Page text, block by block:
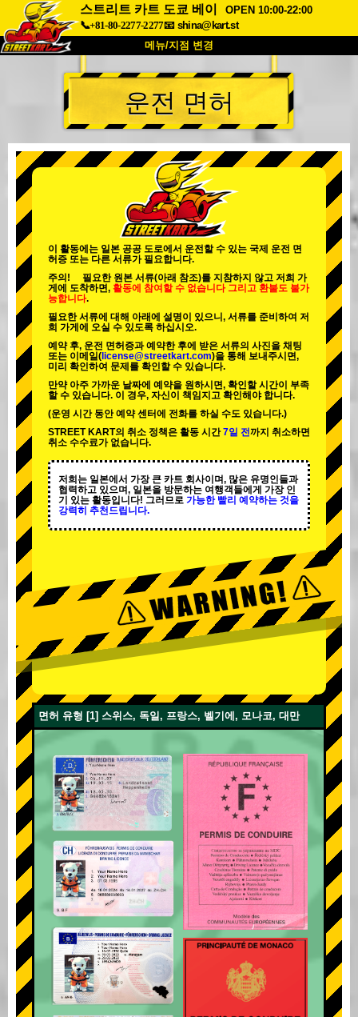
스트리트 카트 도쿄 베이
OPEN 10:00-22:00
📞+81-80-2277-2277📧 shina@kart.st
메뉴/지점 변경
최상단
소개 사양 가격
회사 정보 예약
지점 변경
도쿄 시나가와 #1
도쿄 아키하바라#2 도쿄 시부야
도쿄 시부야 애넥스
도쿄 아사쿠사 오사카
오키나와
운전 면허
이 활동에는 일본 공공 도로에서 운전할 수 있는 국제 운전 면
허증 또는 다른 서류가 필요합니다.
주의! 필요한 원본 서류(아래 참조)를 지참하지 않고 저희 가
게에 도착하면, 활동에 참여할 수 없습니다 그리고 환불도 불가
능합니다.
필요한 서류에 대해 아래에 설명이 있으니, 서류를 준비하여 저
희 가게에 오실 수 있도록 하십시오.
예약 후, 운전 면허증과 예약한 후에 받은 서류의 사진을 채팅
또는 이메일( license@streetkart.com)을 통해 보내주시면,
미리 확인하여 문제를 확인할 수 있습니다.
만약 아주 가까운 날짜에 예약을 원하시면, 확인할 시간이 부족
할 수 있습니다. 이 경우, 자신이 책임지고 확인해야 합니다.
(운영 시간 동안 예약 센터에 전화를 하실 수도 있습니다.)
STREET KART의 취소 정책은 활동 시간7일 전까지 취소하면
취소 수수료가 없습니다.
저희는 일본에서 가장 큰 카트 회사이며, 많은 유명인들과
협력하고 있으며, 일본을 방문하는 여행객들에게 가장 인
기 있는 활동입니다! 그러므로 가능한 빨리 예약하는 것을
강력히 추천드립니다.
면허 유형 [1] 스위스, 독일, 프랑스, 벨기에, 모나코, 대만